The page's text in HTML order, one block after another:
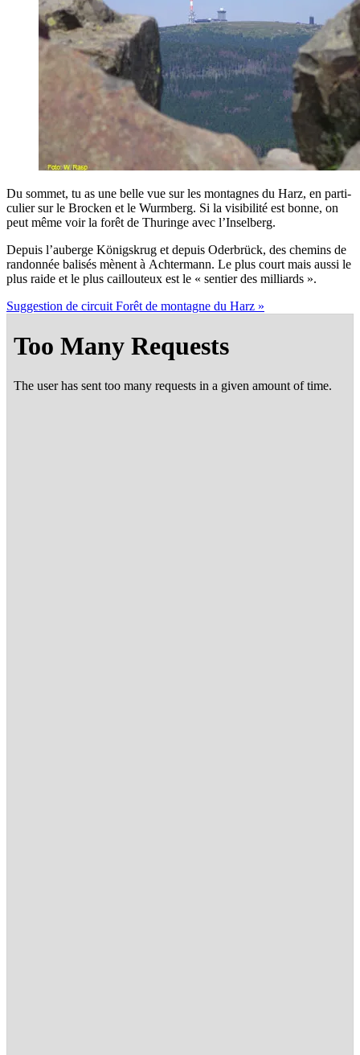
Du som­met, tu as une belle vue sur les mon­tagnes du Harz, en par­ti­
cu­lier sur le Bro­cken et le Wurm­berg. Si la visi­bi­li­té est bonne, on
peut même voir la forêt de Thu­ringe avec l’Inselberg.
Depuis l’au­berge König­skrug et depuis Oder­brück, des che­mins de
ran­don­née bali­sés mènent à Ach­ter­mann. Le plus court mais aus­si le
plus raide et le plus caillou­teux est le « sen­tier des milliards ».
Sug­ges­tion de cir­cuit Forêt de mon­tagne du Harz »